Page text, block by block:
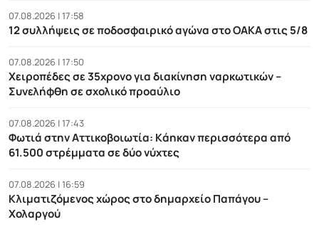
07.08.2026 | 17:58
12 συλλήψεις σε ποδοσφαιρικό αγώνα στο ΟΑΚΑ στις 5/8
07.08.2026 | 17:50
Χειροπέδες σε 35χρονο για διακίνηση ναρκωτικών –
Συνελήφθη σε σχολικό προαύλιο
07.08.2026 | 17:43
Φωτιά στην Αττικοβοιωτία: Kάηκαν περισσότερα από
61.500 στρέμματα σε δύο νύχτες
07.08.2026 | 16:59
Κλιματιζόμενος χώρος στο δημαρχείο Παπάγου –
Χολαργού